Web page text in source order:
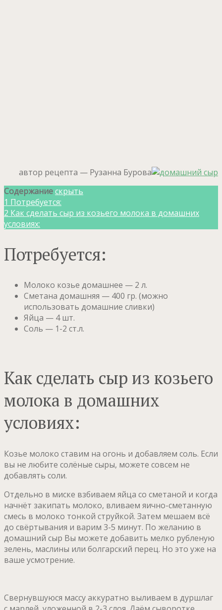
автор рецепта — Рузанна Бурова
Содержаниескрыть
1 Потребуется:
2 Как сделать сыр из козьего молока в домашних
условиях:
Потребуется:
Молоко козье домашнее — 2 л.
Сметана домашняя — 400 гр. (можно
использовать домашние сливки)
Яйца — 4 шт.
Соль — 1-2 ст.л.
Как сделать сыр из козьего
молока в домашних
условиях:
Козье молоко ставим на огонь и добавляем соль. Если
вы не любите солёные сыры, можете совсем не
добавлять соли.
Отдельно в миске взбиваем яйца со сметаной и когда
начнёт закипать молоко, вливаем яично-сметанную
смесь в молоко тонкой струйкой. Затем мешаем всё
до свёртывания и варим 3-5 минут. По желанию в
домашний сыр Вы можете добавить мелко рубленую
зелень, маслины или болгарский перец. Но это уже на
ваше усмотрение.
Свернувшуюся массу аккуратно выливаем в дуршлаг